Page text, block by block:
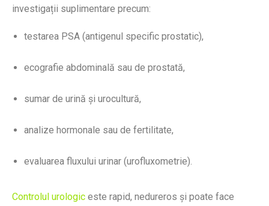
investigații suplimentare precum:
testarea PSA (antigenul specific prostatic),
ecografie abdominală sau de prostată,
sumar de urină și urocultură,
analize hormonale sau de fertilitate,
evaluarea fluxului urinar (urofluxometrie).
Controlul urologic este rapid, nedureros și poate face